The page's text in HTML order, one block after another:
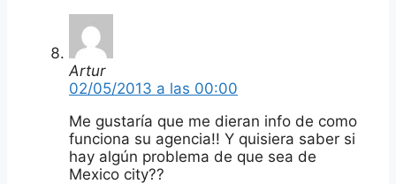
Artur
02/05/2013 a las 00:00
Me gustaría que me dieran info de como
funciona su agencia!! Y quisiera saber si
hay algún problema de que sea de
Mexico city??